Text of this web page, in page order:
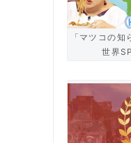
「マツコの
世界